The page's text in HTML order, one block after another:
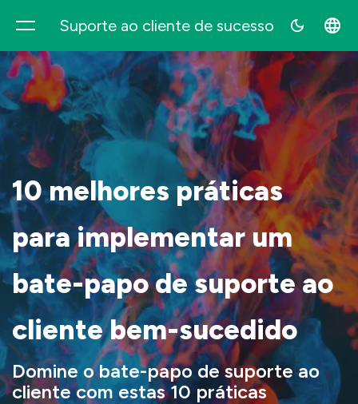
Supovia
Suporte ao cliente de sucesso
10 melhores práticas
para implementar um
bate-papo de suporte ao
cliente bem-sucedido
Domine o bate-papo de suporte ao
cliente com estas 10 práticas